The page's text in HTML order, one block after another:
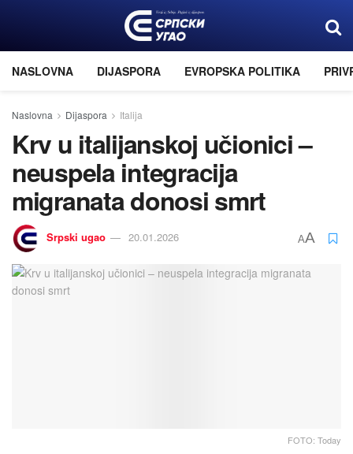
NASLOVNA DIJASPORA EVROPSKA POLITIKA
Naslovna Dijaspora Italija
Krv u italijanskoj učionici –
neuspela integracija
migranata donosi smrt
Srpski ugao 20.01.2026 AA
FOTO: Today